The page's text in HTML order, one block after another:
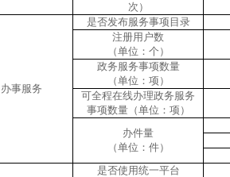
次）
办事服务
是否发布服务事项目录
注册用户数
（单位：个）
政务服务事项数量
（单位：项）
可全程在线办理政务服务
事项数量（单位：项）
办件量
（单位：件）
是否使用统一平台